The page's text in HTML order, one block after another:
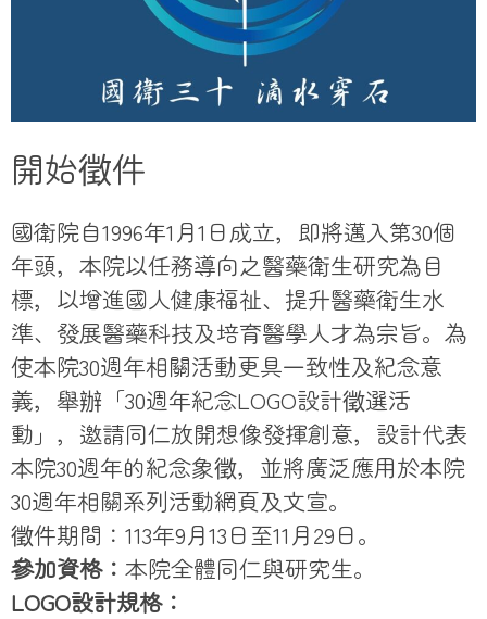
開始徵件
國衛院自1996年1月1日成立，即將邁入第30個
年頭，本院以任務導向之醫藥衛生研究為目
標，以增進國人健康福祉、提升醫藥衛生水
準、發展醫藥科技及培育醫學人才為宗旨。為
使本院30週年相關活動更具一致性及紀念意
義，舉辦「30週年紀念LOGO設計徵選活
動」，邀請同仁放開想像發揮創意，設計代表
本院30週年的紀念象徵，並將廣泛應用於本院
30週年相關系列活動網頁及文宣。
徵件期間：113年9月13日至11月29日。
參加資格： 本院全體同仁與研究生。
LOGO設計規格：